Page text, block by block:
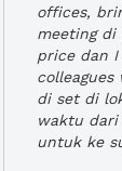
offices,
meeting di
price dan I
di set di
waktu dari
untuk ke